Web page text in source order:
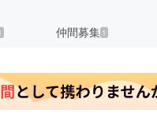
仲間募集 1